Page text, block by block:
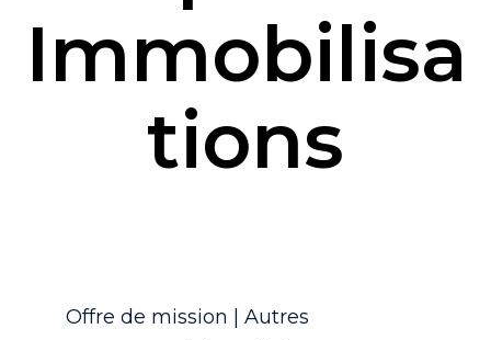
Immobilisa
tions
Catégorie
Offre de mission | Autres